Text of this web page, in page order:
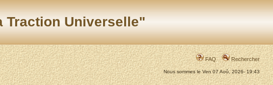
Traction Universelle"
FAQ Rechercher
Nous sommes le Ven 07 Aoû, 2026- 19:43